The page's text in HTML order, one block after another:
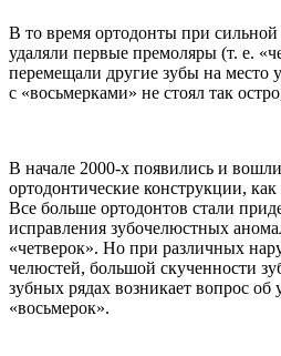
В то время ортодонты при сильной
удаляли первые премоляры (т. е.
перемещали другие зубы на место
с «восьмерками» не стоял так
В начале 2000-х появились и
ортодонтические конструкции,
Все больше ортодонтов стали
исправления зубочелюстных
«четверок». Но при различных
челюстей, большой скученности
зубных рядах возникает вопрос об
«восьмерок».